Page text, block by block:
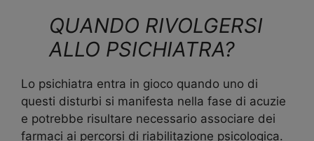
QUANDO RIVOLGERSI
ALLO PSICHIATRA?
Lo psichiatra entra in gioco quando uno di
questi disturbi si manifesta nella fase di acuzie
e potrebbe risultare necessario associare dei
farmaci ai percorsi di riabilitazione psicologica.